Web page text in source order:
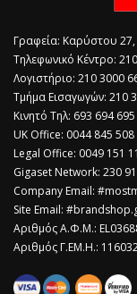
Γραφεία: Καρύστου
Τηλεφωνικό Κέντρο:
Λογιστήριο: 210 3000
Τμήμα Εισαγωγών: 210
Κινητό Τηλ: 693 694 695
​UK Office: 0044 845
Legal Office: 0049 151
Gigaset Network: 230
Company Email:
Site Email:
Αριθμός Α.Φ.Μ.:
Αριθμός Γ.ΕΜ.Η.: